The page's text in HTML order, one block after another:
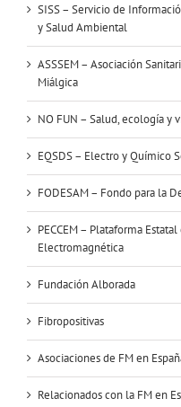
SISS – Servicio de
y Salud Ambiental
ASSSEM – Asociación
Miálgica
NO FUN – Salud, ecología y
EQSDS – Electro y Químico
FODESAM – Fondo para la
PECCEM – Plataforma
Electromagnética
Fundación Alborada
Fibropositivas
Asociaciones de FM en
Relacionados con la FM en